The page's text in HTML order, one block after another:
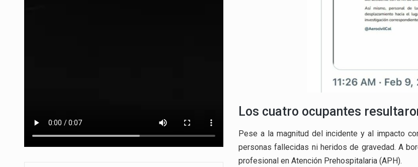
Los cuatro ocupantes
Pese a la magnitud del incidente y al impacto
personas fallecidas ni heridos de gravedad. A
profesional en Atención Prehospitalaria (APH).